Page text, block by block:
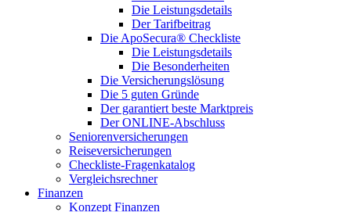
Die Leistungsdetails
Der Tarifbeitrag
Die ApoSecura® Checkliste
Die Leistungsdetails
Die Besonderheiten
Die Versicherungslösung
Die 5 guten Gründe
Der garantiert beste Marktpreis
Der ONLINE-Abschluss
Seniorenversicherungen
Reiseversicherungen
Checkliste-Fragenkatalog
Vergleichsrechner
Finanzen
Konzept Finanzen